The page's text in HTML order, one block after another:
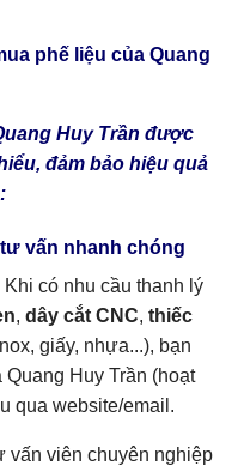
phế liệu của Quang
Huy Trần được
đảm bảo hiệu quả
vấn nhanh chóng
Khi có nhu cầu thanh lý
, dây cắt CNC, thiếc
giấy, nhựa...), bạn
Quang Huy Trần (hoạt
qua website/email.
vấn viên chuyên nghiệp